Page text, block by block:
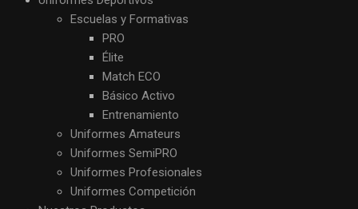
Escuelas y Formativas
PRO
Élite
Match ECO
Básico Activo
Entrenamiento
Uniformes Amateurs
Uniformes SemiPRO
Uniformes Profesionales
Uniformes Competición